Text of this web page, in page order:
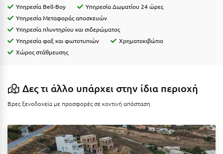
Ίος
Ιωάννινα
Κ
Καλάβρυτα
Καλαμάτα
Κάλαμος
Καλαμπάκα
Υπηρεσία Bell-Boy
Υπηρεσία Δωματίου 24 ώρες
Υπηρεσία Μεταφοράς αποσκευών
Υπηρεσία πλυντηρίου και σιδερώματος
Υπηρεσία φαξ και φωτοτυπιών
Χρηματοκιβώτιο
Χώρος στάθμευσης
Δες τι άλλο υπάρχει στην ίδια περιοχή
Βρες ξενοδοχεία με προσφορές σε κοντινή απόσταση